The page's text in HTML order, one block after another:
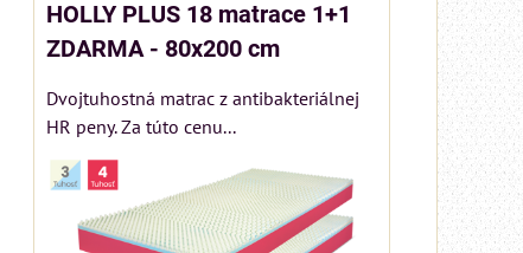
HOLLY PLUS 18 matrace 1+1
ZDARMA - 80x200 cm
Dvojtuhostná matrac z antibakteriálnej
HR peny. Za túto cenu...